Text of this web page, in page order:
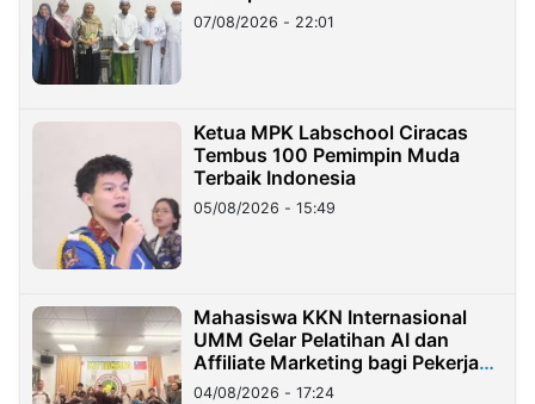
07/08/2026 - 22:01
Ketua MPK Labschool Ciracas
Tembus 100 Pemimpin Muda
Terbaik Indonesia
05/08/2026 - 15:49
Mahasiswa KKN Internasional
UMM Gelar Pelatihan AI dan
Affiliate Marketing bagi Pekerja
Migran Indonesia di Taiwan
04/08/2026 - 17:24